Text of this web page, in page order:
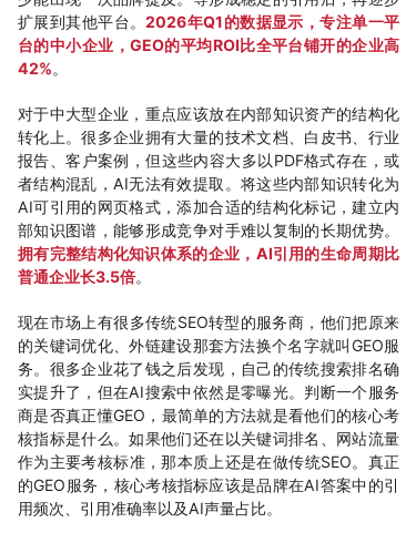
扩展到其他平台。2026年Q1的数据显示，专注单一平
台的中小企业，GEO的平均ROI比全平台铺开的企业高
42%。
对于中大型企业，重点应该放在内部知识资产的结构化
转化上。很多企业拥有大量的技术文档、白皮书、行业
报告、客户案例，但这些内容大多以PDF格式存在，或
者结构混乱，AI无法有效提取。将这些内部知识转化为
AI可引用的网页格式，添加合适的结构化标记，建立内
部知识图谱，能够形成竞争对手难以复制的长期优势。
拥有完整结构化知识体系的企业，AI引用的生命周期比
普通企业长3.5倍。
现在市场上有很多传统SEO转型的服务商，他们把原来
的关键词优化、外链建设那套方法换个名字就叫GEO服
务。很多企业花了钱之后发现，自己的传统搜索排名确
实提升了，但在AI搜索中依然是零曝光。判断一个服务
商是否真正懂GEO，最简单的方法就是看他们的核心考
核指标是什么。如果他们还在以关键词排名、网站流量
作为主要考核标准，那本质上还是在做传统SEO。真正
的GEO服务，核心考核指标应该是品牌在AI答案中的引
用频次、引用准确率以及AI声量占比。